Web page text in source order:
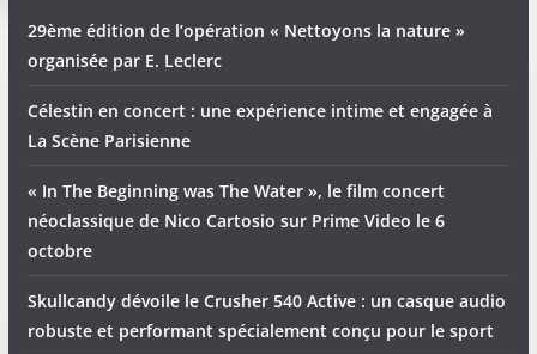
29ème édition de l’opération « Nettoyons la nature »
organisée par E. Leclerc
Célestin en concert : une expérience intime et engagée à
La Scène Parisienne
« In The Beginning was The Water », le film concert
néoclassique de Nico Cartosio sur Prime Video le 6
octobre
Skullcandy dévoile le Crusher 540 Active : un casque audio
robuste et performant spécialement conçu pour le sport